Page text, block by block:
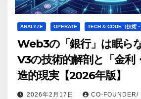
ANALYZE OPERATE TECH & CODE（技術・
Web3の「銀行」は眠ら
V3の技術的解剖と「金利
造的現実【2026年版】
2026年2月17日 CO-FOUNDER/